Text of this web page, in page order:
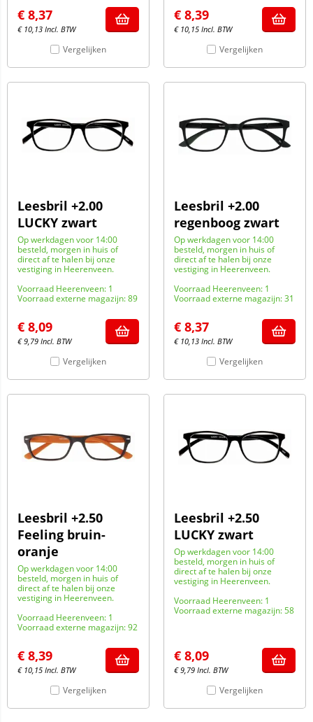
€ 8,37
€ 10,13 Incl. BTW
Vergelijken
€ 8,39
€ 10,15 Incl. BTW
Vergelijken
Leesbril +2.00
LUCKY zwart
Op werkdagen voor 14:00
besteld, morgen in huis of
direct af te halen bij onze
vestiging in Heerenveen.
Voorraad Heerenveen: 1
Voorraad externe magazijn: 89
€ 8,09
€9,79 Incl. BTW
Vergelijken
Leesbril +2.00
regenboog zwart
Op werkdagen voor 14:00
besteld, morgen in huis of
direct af te halen bij onze
vestiging in Heerenveen.
Voorraad Heerenveen: 1
Voorraad externe magazijn: 31
€ 8,37
€ 10,13 Incl. BTW
Vergelijken
Leesbril +2.50
Feeling bruin-
oranje
Op werkdagen voor 14:00
besteld, morgen in huis of
direct af te halen bij onze
vestiging in Heerenveen.
Voorraad Heerenveen: 1
Voorraad externe magazijn: 92
€ 8,39
€ 10,15 Incl. BTW
Vergelijken
Leesbril +2.50
LUCKY zwart
Op werkdagen voor 14:00
besteld, morgen in huis of
direct af te halen bij onze
vestiging in Heerenveen.
Voorraad Heerenveen: 1
Voorraad externe magazijn: 58
€ 8,09
€9,79 Incl. BTW
Vergelijken